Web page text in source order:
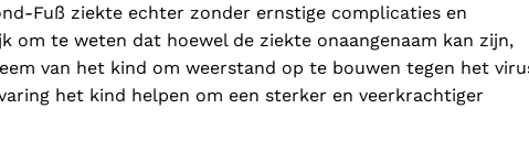
Fuß ziekte echter zonder ernstige complicaties en
om te weten dat hoewel de ziekte onaangenaam kan zijn,
van het kind om weerstand op te bouwen tegen het
het kind helpen om een sterker en veerkrachtiger